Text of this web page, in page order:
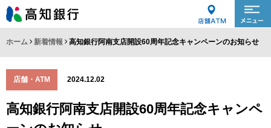
ホーム 新着情報 高知銀行阿南支店開設60周年記念キャンペーンのお知らせ
店舗・ATM 2024.12.02
高知銀行阿南支店開設60周年記念キャンペ